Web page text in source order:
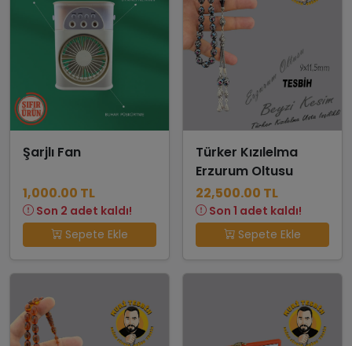
Şarjlı Fan
1,000.00 TL
Son 2 adet kaldı!
Sepete Ekle
Türker Kızılelma
Erzurum Oltusu
22,500.00 TL
Son 1 adet kaldı!
Sepete Ekle